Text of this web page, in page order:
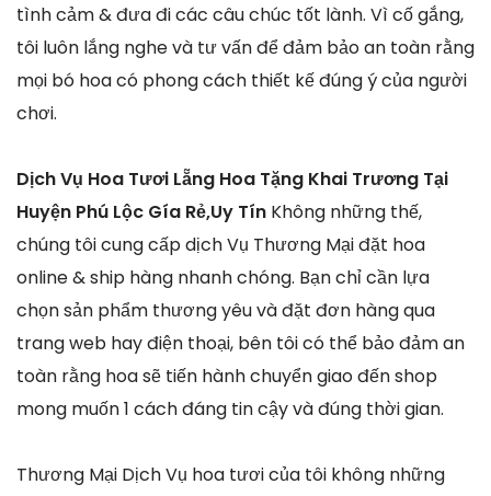
tình cảm & đưa đi các câu chúc tốt lành. Vì cố gắng,
tôi luôn lắng nghe và tư vấn để đảm bảo an toàn rằng
mọi bó hoa có phong cách thiết kế đúng ý của người
chơi.
Dịch Vụ Hoa Tươi Lẵng Hoa Tặng Khai Trương Tại
Huyện Phú Lộc Gía Rẻ,Uy Tín Không những thế,
chúng tôi cung cấp dịch Vụ Thương Mại đặt hoa
online & ship hàng nhanh chóng. Bạn chỉ cần lựa
chọn sản phẩm thương yêu và đặt đơn hàng qua
trang web hay điện thoại, bên tôi có thể bảo đảm an
toàn rằng hoa sẽ tiến hành chuyển giao đến shop
mong muốn 1 cách đáng tin cậy và đúng thời gian.
Thương Mại Dịch Vụ hoa tươi của tôi không những